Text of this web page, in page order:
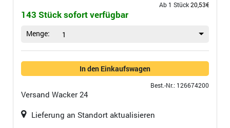
Ab 1 Stück20,53€
143 Stück sofort verfügbar
Menge: 1
In den Einkaufswagen
Best.-Nr.: 126674200
Versand Wacker 24
Lieferung an Standort aktualisieren